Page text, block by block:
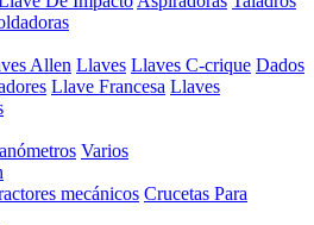
Allen Llaves Llaves C-crique Dados
Llave Francesa Llaves
Varios
mecánicos Crucetas Para